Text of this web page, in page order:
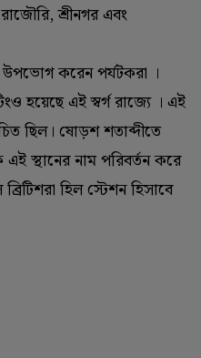
শ্রীনগর এবং
উপভোগ করেন পর্যটকরা ।
হয়েছে এই স্বর্গ রাজ্যে । এই
ছিল। ষোড়শ শতাব্দীতে
স্থানের নাম পরিবর্তন করে
হিল স্টেশন হিসাবে